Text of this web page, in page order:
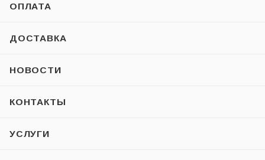
ОПЛАТА
ДОСТАВКА
НОВОСТИ
КОНТАКТЫ
УСЛУГИ